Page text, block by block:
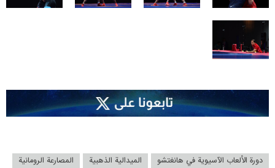
دورة الألعاب الآسيوية في هانغتشو الميدالية الذهبية المصارعة الرومانية